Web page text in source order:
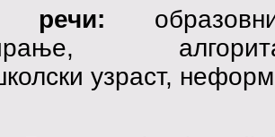
речи:
узраст,